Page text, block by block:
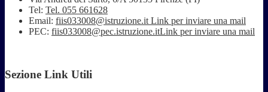
Tel: Tel. 055 661628
Email: fiis033008@istruzione.it Link per inviare una mail
PEC: fiis033008@pec.istruzione.itLink per inviare una mail
Sezione Link Utili